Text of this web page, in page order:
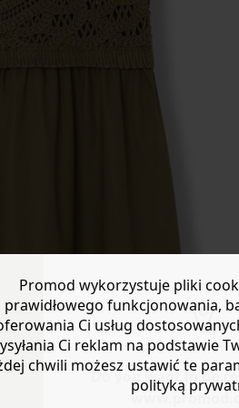
Do you want to be
Promod wykorzystuje pliki
prawidłowego funkcjonowania,
Ci usług
Ci reklam na podstawie
chwili możesz ustawić te
polityką